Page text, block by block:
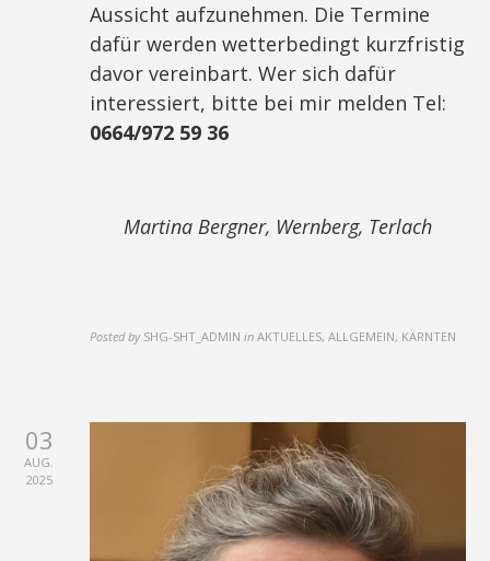
Aussicht aufzunehmen. Die Termine
dafür werden wetterbedingt kurzfristig
davor vereinbart. Wer sich dafür
interessiert, bitte bei mir melden Tel:
0664/972 59 36
Martina Bergner, Wernberg, Terlach
Posted by SHG-SHT_ADMIN in AKTUELLES, ALLGEMEIN, KÄRNTEN
03
AUG.
2025